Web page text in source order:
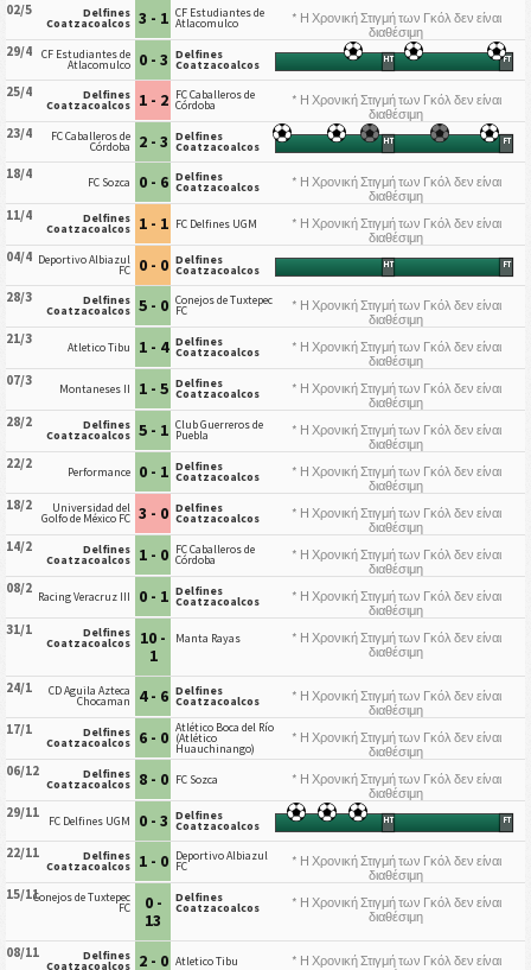
02/5 Delfines
Coatzacoalcos 3 - 1 CF Estudiantes de
Atlacomulco
* Η Χρονική Στιγμή των Γκόλ δεν είναι
διαθέσιμη
29/4
CF Estudiantes de
Atlacomulco 0 - 3 Delfines
Coatzacoalcos HT FT
25/4 Delfines
Coatzacoalcos 1 - 2 FC Caballeros de
Córdoba
* Η Χρονική Στιγμή των Γκόλ δεν είναι
διαθέσιμη
23/4
FC Caballeros de
Córdoba 2 - 3 Delfines
Coatzacoalcos HT FT
18/4 FC Sozca 0 - 6 Delfines
Coatzacoalcos
* Η Χρονική Στιγμή των Γκόλ δεν είναι
διαθέσιμη
11/4
Delfines
Coatzacoalcos 1 - 1 FC Delfines UGM
* Η Χρονική Στιγμή των Γκόλ δεν είναι
διαθέσιμη
04/4 Deportivo Albiazul
FC 0 - 0 Delfines
Coatzacoalcos HT FT
28/3 Delfines
Coatzacoalcos 5 - 0 Conejos de Tuxtepec
FC
* Η Χρονική Στιγμή των Γκόλ δεν είναι
διαθέσιμη
21/3
Atletico Tibu 1 - 4 Delfines
Coatzacoalcos
* Η Χρονική Στιγμή των Γκόλ δεν είναι
διαθέσιμη
07/3
Montaneses II 1 - 5 Delfines
Coatzacoalcos
* Η Χρονική Στιγμή των Γκόλ δεν είναι
διαθέσιμη
28/2
Delfines
Coatzacoalcos 5 - 1 Club Guerreros de
Puebla
* Η Χρονική Στιγμή των Γκόλ δεν είναι
διαθέσιμη
22/2
Performance 0 - 1 Delfines
Coatzacoalcos
* Η Χρονική Στιγμή των Γκόλ δεν είναι
διαθέσιμη
18/2
Universidad del
Golfo de México FC 3 - 0 Delfines
Coatzacoalcos
* Η Χρονική Στιγμή των Γκόλ δεν είναι
διαθέσιμη
14/2
Delfines
Coatzacoalcos 1 - 0 FC Caballeros de
Córdoba
* Η Χρονική Στιγμή των Γκόλ δεν είναι
διαθέσιμη
08/2 Racing Veracruz III 0 - 1 Delfines
Coatzacoalcos
* Η Χρονική Στιγμή των Γκόλ δεν είναι
διαθέσιμη
31/1
Delfines
Coatzacoalcos
10 -
1
Manta Rayas
* Η Χρονική Στιγμή των Γκόλ δεν είναι
διαθέσιμη
24/1 CD Aguila Azteca
Chocaman 4 - 6 Delfines
Coatzacoalcos
* Η Χρονική Στιγμή των Γκόλ δεν είναι
διαθέσιμη
17/1
Delfines
Coatzacoalcos 6 - 0 Atlético Boca del Río
(Atlético
Huauchinango)
* Η Χρονική Στιγμή των Γκόλ δεν είναι
διαθέσιμη
06/12
Delfines
Coatzacoalcos 8 - 0 FC Sozca
* Η Χρονική Στιγμή των Γκόλ δεν είναι
διαθέσιμη
29/11
FC Delfines UGM 0 - 3 Delfines
Coatzacoalcos HT FT
22/11 Delfines
Coatzacoalcos 1 - 0 Deportivo Albiazul
FC
* Η Χρονική Στιγμή των Γκόλ δεν είναι
διαθέσιμη
15/11Conejos de Tuxtepec
FC
0 -
13
Delfines
Coatzacoalcos
* Η Χρονική Στιγμή των Γκόλ δεν είναι
διαθέσιμη
08/11 Delfines
Coatzacoalcos 2 - 0 Atletico Tibu
* Η Χρονική Στιγμή των Γκόλ δεν είναι